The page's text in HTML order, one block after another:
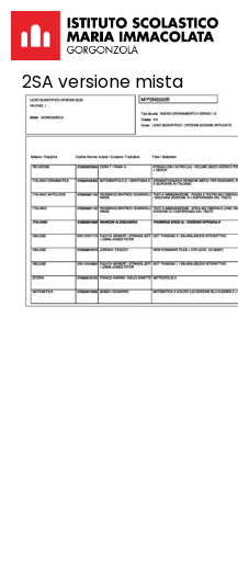
2SA versione mista